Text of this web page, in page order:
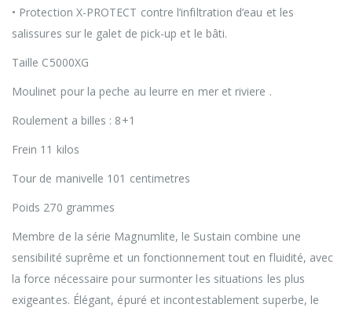
• Protection X-PROTECT contre l’infiltration d’eau et les
salissures sur le galet de pick-up et le bâti.
Taille C5000XG
Moulinet pour la peche au leurre en mer et riviere .
Roulement a billes : 8+1
Frein 11 kilos
Tour de manivelle 101 centimetres
Poids 270 grammes
Membre de la série Magnumlite, le Sustain combine une
sensibilité suprême et un fonctionnement tout en fluidité, avec
la force nécessaire pour surmonter les situations les plus
exigeantes. Élégant, épuré et incontestablement superbe, le